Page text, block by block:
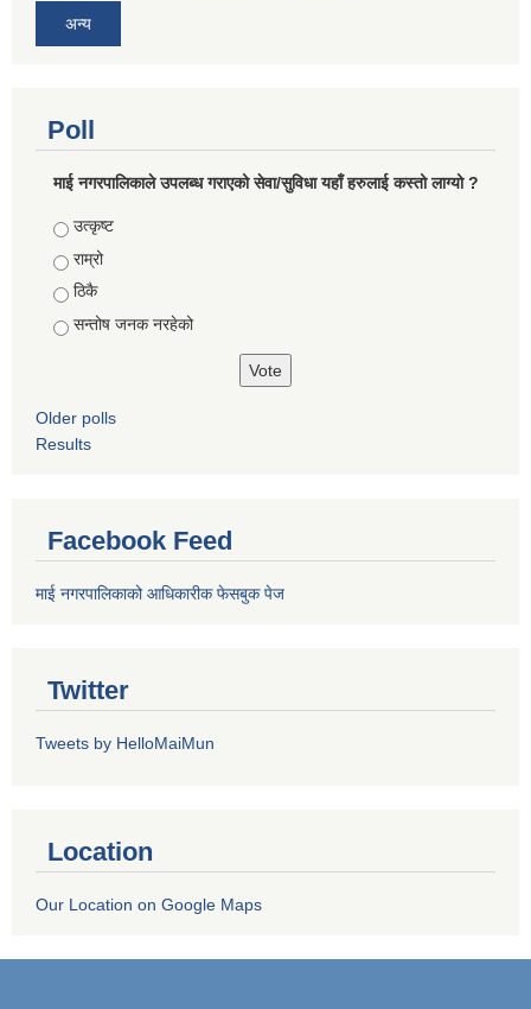
अन्य
Poll
माई नगरपालिकाले उपलब्ध गराएको सेवा/सुविधा यहाँ हरुलाई कस्तो लाग्यो ?
Choices
उत्कृष्ट
राम्रो
ठिकै
सन्तोष जनक नरहेको
Older polls
Results
Facebook Feed
माई नगरपालिकाको आधिकारीक फेसबुक पेज
Twitter
Tweets by HelloMaiMun
Location
Our Location on Google Maps